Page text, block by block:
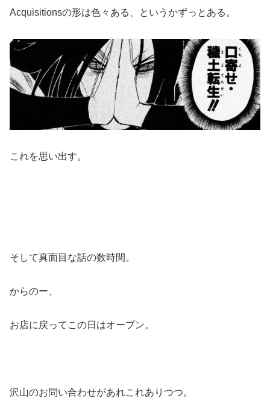
Acquisitionsの形は色々ある、というかずっとある。
これを思い出す。
そして真面目な話の数時間。
からのー、
お店に戻ってこの日はオープン。
沢山のお問い合わせがあれこれありつつ。